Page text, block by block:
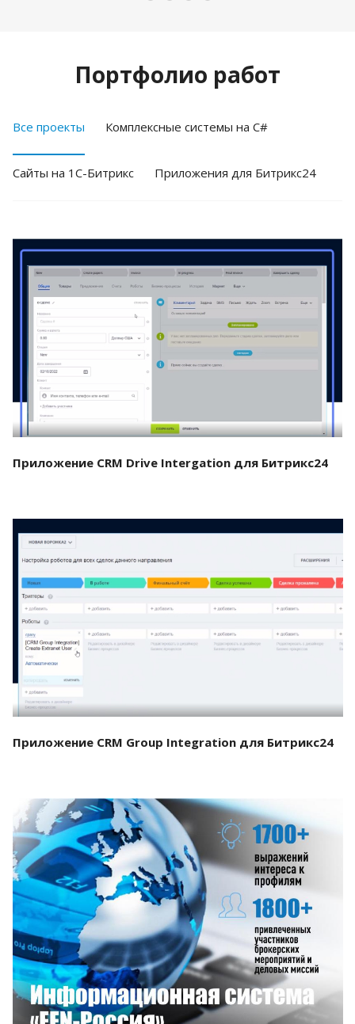
Портфолио работ
Все проекты Комплексные системы на C#
Cайты на 1С-Битрикс Приложения для Битрикс24
Смотреть проект
Приложение CRM Drive Intergation для Битрикс24
Смотреть проект
Приложение CRM Group Integration для Битрикс24
Смотреть проект